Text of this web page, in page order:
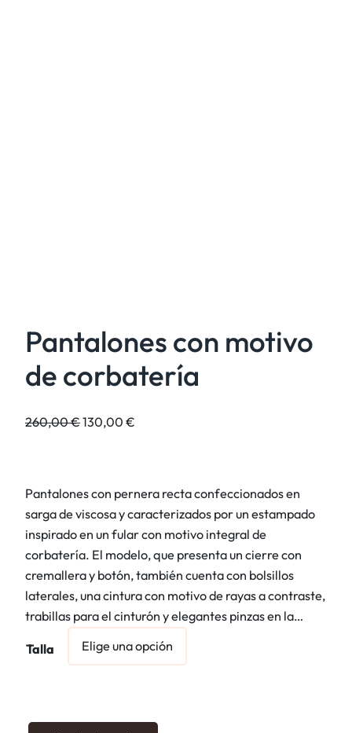
Pantalones con motivo
de corbatería
260,00€E
e
c
i
o
o
r
i
g
i
l
130,00 €
e
c
i
o
a
c
t
u
a
s
Pantalones con pernera recta confeccionados en
sarga de viscosa y caracterizados por un estampado
inspirado en un fular con motivo integral de
corbatería. El modelo, que presenta un cierre con
cremallera y botón, también cuenta con bolsillos
laterales, una cintura con motivo de rayas a contraste,
trabillas para el cinturón y elegantes pinzas en la…
Talla